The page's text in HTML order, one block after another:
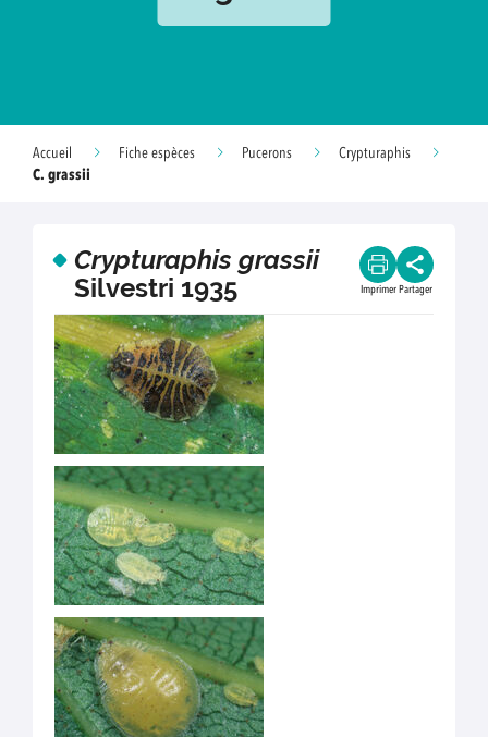
Accueil Fiche espèces Pucerons
Crypturaphis
C. grassii
Crypturaphis grassii
Silvestri 1935
Imprimer Partager